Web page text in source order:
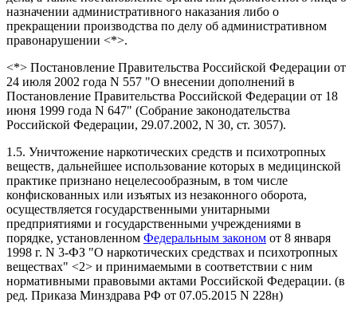
назначении административного наказания либо о
прекращении производства по делу об административном
правонарушении <*>.
<*> Постановление Правительства Российской Федерации от
24 июля 2002 года N 557 "О внесении дополнений в
Постановление Правительства Российской Федерации от 18
июня 1999 года N 647" (Собрание законодательства
Российской Федерации, 29.07.2002, N 30, ст. 3057).
1.5. Уничтожение наркотических средств и психотропных
веществ, дальнейшее использование которых в медицинской
практике признано нецелесообразным, в том числе
конфискованных или изъятых из незаконного оборота,
осуществляется государственными унитарными
предприятиями и государственными учреждениями в
порядке, установленном Федеральным законом от 8 января
1998 г. N 3-ФЗ "О наркотических средствах и психотропных
веществах" <2> и принимаемыми в соответствии с ним
нормативными правовыми актами Российской Федерации. (в
ред. Приказа Минздрава РФ от 07.05.2015 N 228н)